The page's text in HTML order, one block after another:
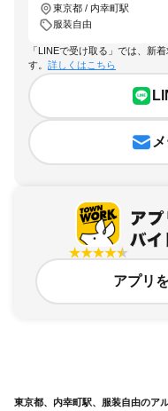
東京都 / 内幸町駅
服装自由
「LINEで受け取る」では、新
す。 詳しくはこちら
アプリ
東京都、内幸町駅、服装自由のア